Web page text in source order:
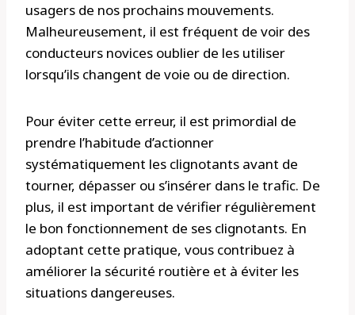
usagers de nos prochains mouvements.
Malheureusement, il est fréquent de voir des
conducteurs novices oublier de les utiliser
lorsqu’ils changent de voie ou de direction.
Pour éviter cette erreur, il est primordial de
prendre l’habitude d’actionner
systématiquement les clignotants avant de
tourner, dépasser ou s’insérer dans le trafic. De
plus, il est important de vérifier régulièrement
le bon fonctionnement de ses clignotants. En
adoptant cette pratique, vous contribuez à
améliorer la sécurité routière et à éviter les
situations dangereuses.